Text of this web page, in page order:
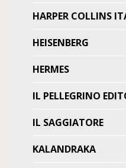
HARPER COLLINS
HEISENBERG
HERMES
IL PELLEGRINO
IL SAGGIATORE
KALANDRAKA